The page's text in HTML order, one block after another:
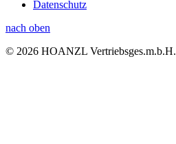
Datenschutz
nach oben
© 2026 HOANZL Vertriebsges.m.b.H.